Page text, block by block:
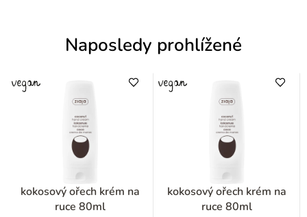
Naposledy prohlížené
kokosový ořech krém na
ruce 80ml
kokosový ořech krém na
ruce 80ml